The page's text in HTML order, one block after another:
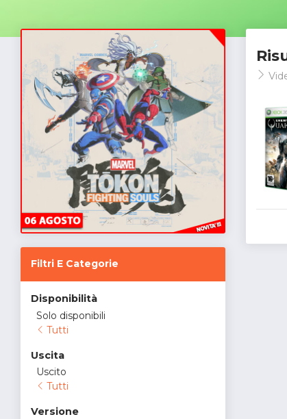
Filtri E Categorie
Disponibilità
Solo disponibili
Tutti
Uscita
Uscito
Tutti
Versione